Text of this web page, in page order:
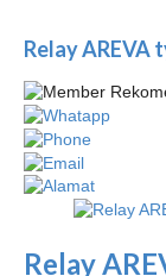
Relay AREVA
Relay